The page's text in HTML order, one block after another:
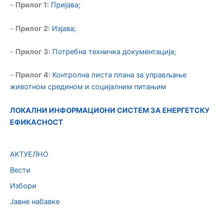
АКТУЕЛНО
Вести
Избори
Јавне набавке
– Прилог 1: Пријава;
– Прилог 2: Изјава;
– Прилог 3: Потребна техничка документација;
– Прилог 4: Контролна листа плана за управљање
животном средином и социјалним питањим
ЛОКАЛНИ ИНФОРМАЦИОНИ СИСТЕМ ЗА ЕНЕРГЕТСКУ
ЕФИКАСНОСТ